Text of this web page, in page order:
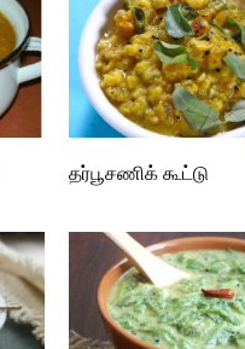
தர்பூசணிக் கூட்டு